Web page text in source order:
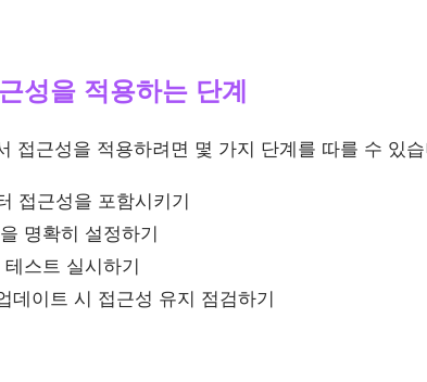
성을 적용하는 단계
접근성을 적용하려면 몇 가지 단계를 따를 수 있습
접근성을 포함시키기
명확히 설정하기
스트 실시하기
데이트 시 접근성 유지 점검하기